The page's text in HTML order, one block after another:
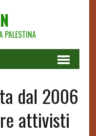
PALESTINA
dal 2006
attivisti